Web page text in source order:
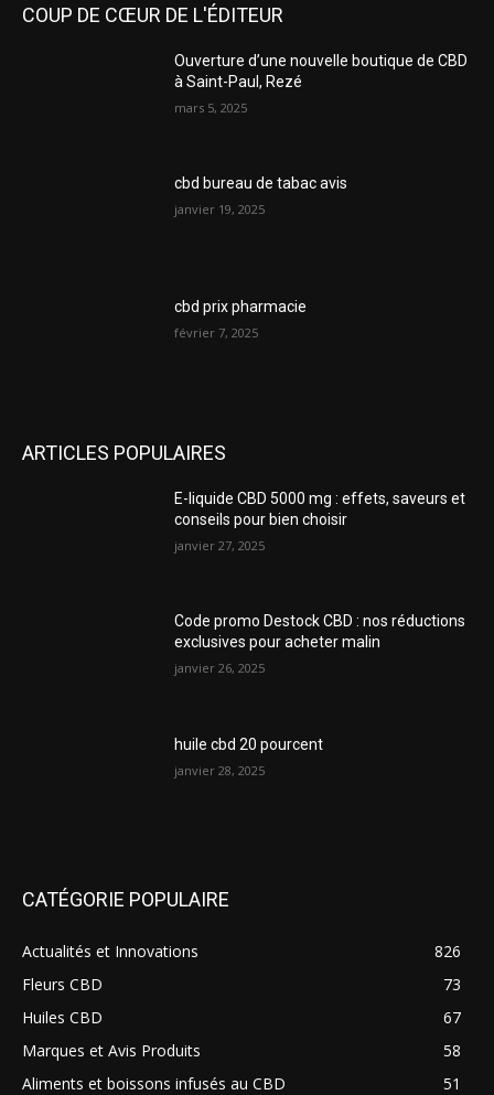
COUP DE CŒUR DE L'ÉDITEUR
Ouverture d’une nouvelle boutique de CBD
à Saint-Paul, Rezé
mars 5, 2025
cbd bureau de tabac avis
janvier 19, 2025
cbd prix pharmacie
février 7, 2025
ARTICLES POPULAIRES
E-liquide CBD 5000 mg : effets, saveurs et
conseils pour bien choisir
janvier 27, 2025
Code promo Destock CBD : nos réductions
exclusives pour acheter malin
janvier 26, 2025
huile cbd 20 pourcent
janvier 28, 2025
CATÉGORIE POPULAIRE
Actualités et Innovations
826
Fleurs CBD
73
Huiles CBD
67
Marques et Avis Produits
58
Aliments et boissons infusés au CBD
51